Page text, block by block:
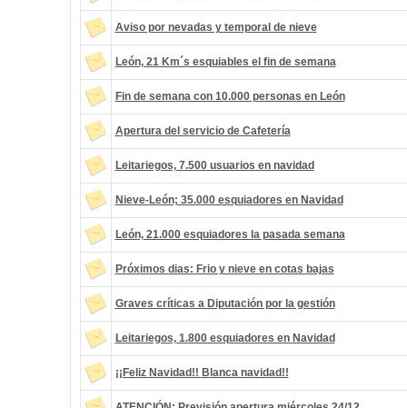
Aviso por nevadas y temporal de nieve
León, 21 Km´s esquiables el fin de semana
Fin de semana con 10.000 personas en León
Apertura del servicio de Cafetería
Leitariegos, 7.500 usuarios en navidad
Nieve-León; 35.000 esquiadores en Navidad
León, 21.000 esquiadores la pasada semana
Próximos dias: Frio y nieve en cotas bajas
Graves críticas a Diputación por la gestión
Leitariegos, 1.800 esquiadores en Navidad
¡¡Feliz Navidad!! Blanca navidad!!